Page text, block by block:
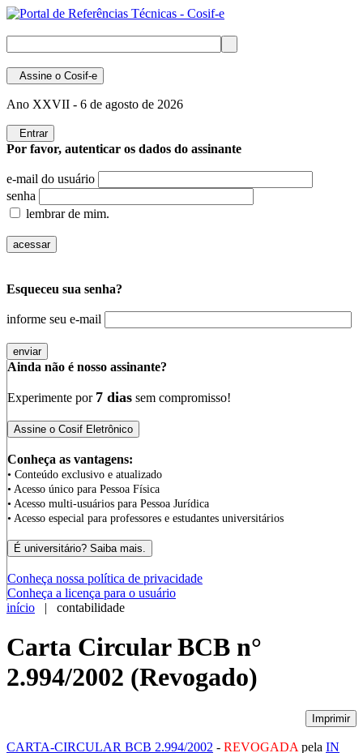
Assine o Cosif-e
Ano XXVII - 6 de agosto de 2026
Entrar
Por favor, autenticar os dados do assinante
e-mail do usuário
senha
lembrar de mim.
Esqueceu sua senha?
informe seu e-mail
Ainda não é nosso assinante?
Experimente por 7 dias sem compromisso!
Conheça as vantagens:
• Conteúdo exclusivo e atualizado
• Acesso único para Pessoa Física
• Acesso multi-usuários para Pessoa Jurídica
• Acesso especial para professores e estudantes universitários
Conheça nossa política de privacidade
Conheça a licença para o usuário
início | contabilidade
Carta Circular BCB n°
2.994/2002 (Revogado)
Imprimir
CARTA-CIRCULAR BCB 2.994/2002 - REVOGADA pela IN